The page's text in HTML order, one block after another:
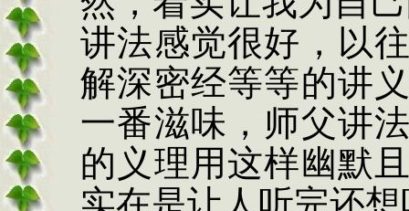
讲法感觉很好，以
解深密经等等的讲
一番滋味，师父讲
的义理用这样幽默